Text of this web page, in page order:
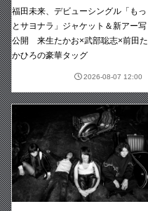
福田未来、デビューシングル「もっ
とサヨナラ」ジャケット＆新アー写
公開 来生たかお×武部聡志×前田た
かひろの豪華タッグ
2026-08-07 12:00